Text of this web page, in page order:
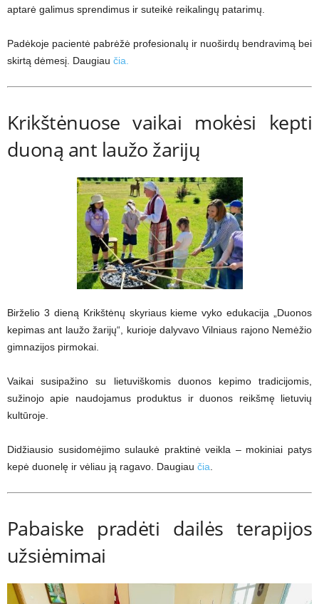
aptarė galimus sprendimus ir suteikė reikalingų patarimų.
Padėkoje pacientė pabrėžė profesionalų ir nuoširdų bendravimą bei
skirtą dėmesį. Daugiau čia.
Krikštėnuose vaikai mokėsi kepti
duoną ant laužo žarijų
Birželio 3 dieną Krikštėnų skyriaus kieme vyko edukacija „Duonos
kepimas ant laužo žarijų“, kurioje dalyvavo Vilniaus rajono Nemėžio
gimnazijos pirmokai.
Vaikai susipažino su lietuviškomis duonos kepimo tradicijomis,
sužinojo apie naudojamus produktus ir duonos reikšmę lietuvių
kultūroje.
Didžiausio susidomėjimo sulaukė praktinė veikla – mokiniai patys
kepė duonelę ir vėliau ją ragavo. Daugiau čia
Pabaiske pradėti dailės terapijos
užsiėmimai